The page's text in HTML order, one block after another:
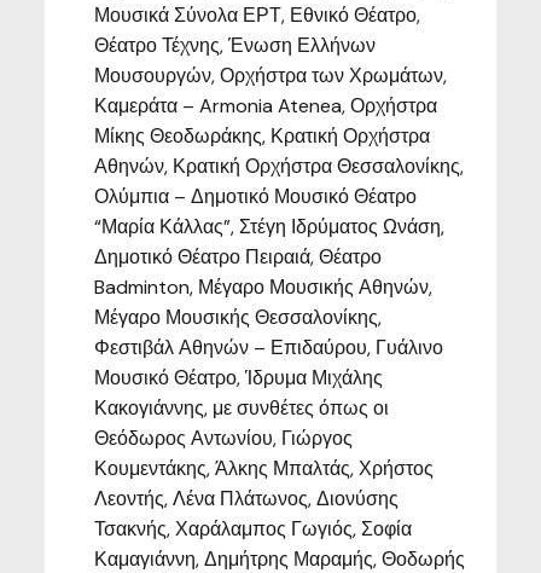
Μουσικά Σύνολα ΕΡΤ, Εθνικό Θέατρο,
Θέατρο Τέχνης, Ένωση Ελλήνων
Μουσουργών, Ορχήστρα των Χρωμάτων,
Καμεράτα – Armonia Atenea, Ορχήστρα
Μίκης Θεοδωράκης, Κρατική Ορχήστρα
Αθηνών, Κρατική Ορχήστρα Θεσσαλονίκης,
Ολύμπια – Δημοτικό Μουσικό Θέατρο
“Μαρία Κάλλας”, Στέγη Ιδρύματος Ωνάση,
Δημοτικό Θέατρο Πειραιά, Θέατρο
Badminton, Μέγαρο Μουσικής Αθηνών,
Μέγαρο Μουσικής Θεσσαλονίκης,
Φεστιβάλ Αθηνών – Επιδαύρου, Γυάλινο
Μουσικό Θέατρο, Ίδρυμα Μιχάλης
Κακογιάννης, με συνθέτες όπως οι
Θεόδωρος Αντωνίου, Γιώργος
Κουμεντάκης, Άλκης Μπαλτάς, Χρήστος
Λεοντής, Λένα Πλάτωνος, Διονύσης
Τσακνής, Χαράλαμπος Γωγιός, Σοφία
Καμαγιάννη, Δημήτρης Μαραμής, Θοδωρής